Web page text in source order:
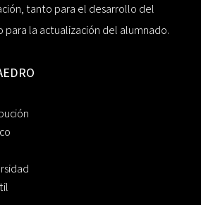
tanto para el desarrollo del
para la actualización del alumnado.